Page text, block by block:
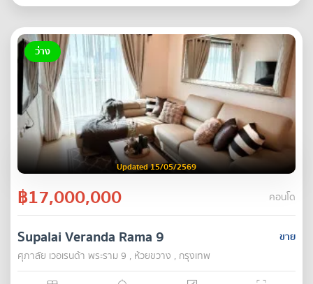
ว่าง
Updated 15/05/2569
฿17,000,000 คอนโด
ขาย
Supalai Veranda Rama 9
ศุภาลัย เวอเรนด้า พระราม 9 , ห้วยขวาง , กรุงเทพ